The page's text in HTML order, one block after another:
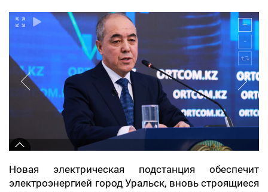
Новая электрическая подстанция обеспечит
электроэнергией город Уральск, вновь строящиеся